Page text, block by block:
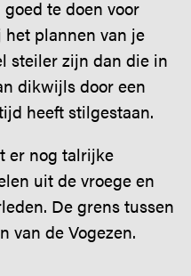
te doen voor
plannen van je
steiler zijn dan die in
dikwijls door een
heeft stilgestaan.
er nog talrijke
uit de vroege en
De grens tussen
van de Vogezen.